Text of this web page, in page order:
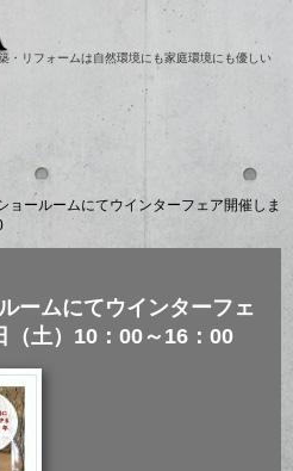
・リフォームは自然環境にも家庭環境にも優しい
ョールームにてウインターフェア開催しま
ームにてウインターフェ
（土）10：00～16：00